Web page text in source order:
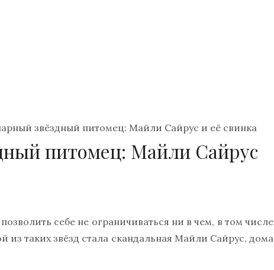
звёздный питомец: Майли Сайрус и её свинка
питомец: Майли Сайрус
себе не ограничиваться ни в чем, в том числе
таких звёзд стала скандальная Майли Сайрус, дома